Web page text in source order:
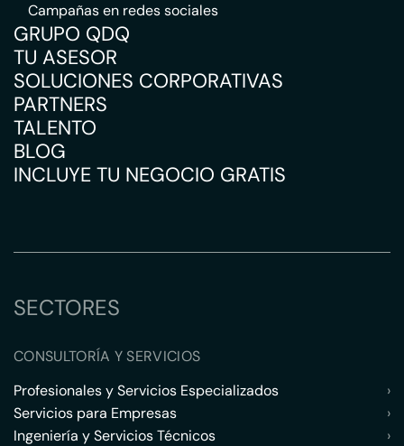
Campañas en redes sociales
GRUPO QDQ
TU ASESOR
SOLUCIONES CORPORATIVAS
PARTNERS
TALENTO
BLOG
INCLUYE TU NEGOCIO GRATIS
SECTORES
CONSULTORÍA Y SERVICIOS
Profesionales y Servicios Especializados
›
Servicios para Empresas
›
Ingeniería y Servicios Técnicos
›